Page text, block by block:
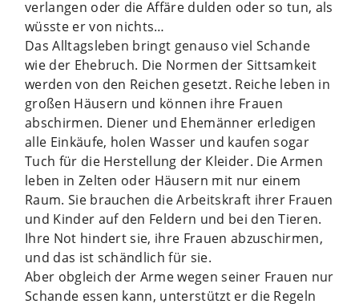
verlangen oder die Affäre dulden oder so tun, als
wüsste er von nichts…
Das Alltagsleben bringt genauso viel Schande
wie der Ehebruch. Die Normen der Sittsamkeit
werden von den Reichen gesetzt. Reiche leben in
großen Häusern und können ihre Frauen
abschirmen. Diener und Ehemänner erledigen
alle Einkäufe, holen Wasser und kaufen sogar
Tuch für die Herstellung der Kleider. Die Armen
leben in Zelten oder Häusern mit nur einem
Raum. Sie brauchen die Arbeitskraft ihrer Frauen
und Kinder auf den Feldern und bei den Tieren.
Ihre Not hindert sie, ihre Frauen abzuschirmen,
und das ist schändlich für sie.
Aber obgleich der Arme wegen seiner Frauen nur
Schande essen kann, unterstützt er die Regeln